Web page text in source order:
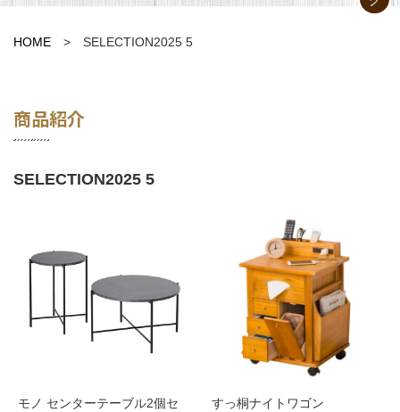
HOME > SELECTION2025 5
商品紹介
SELECTION2025 5
モノ センターテーブル2個セ
すっ桐ナイトワゴン